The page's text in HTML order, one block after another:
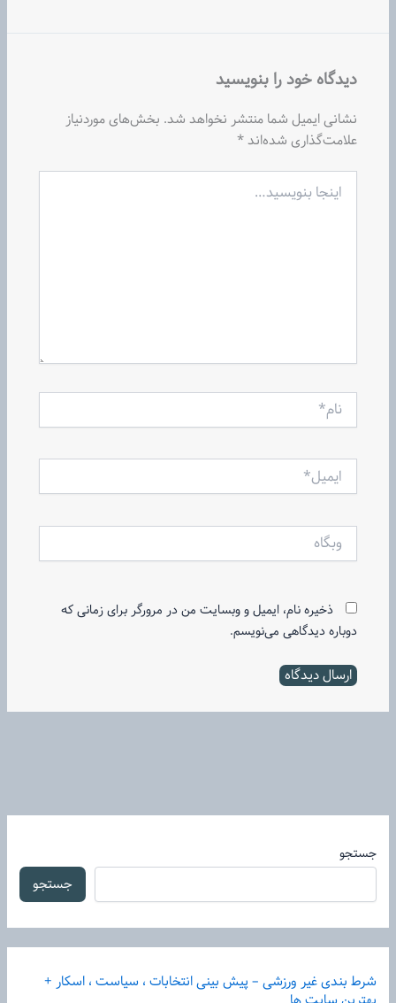
دیدگاه‌ خود را بنویسید
نشانی ایمیل شما منتشر نخواهد شد. بخش‌های موردنیاز
علامت‌گذاری شده‌اند*
بنویسید…
نام*
ایمیل*
ذخیره نام، ایمیل و وبسایت من در مرورگر برای زمانی که
دوباره دیدگاهی می‌نویسم.
جستجو
جستجو
شرط بندی غیر ورزشی – پیش بینی انتخابات ، سیاست ، اسکار +